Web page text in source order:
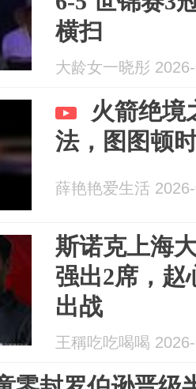
横扫
大龄女一晓彤
火箭绝境
法，图图顿
薛艳艳爱生活
斯诺克上海
强出2席，赵
出战
王稱吃吃喝喝